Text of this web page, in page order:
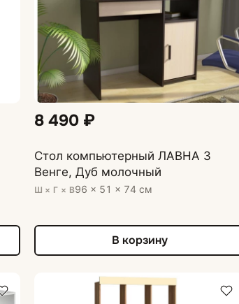
8 490 ₽
Стол компьютерный ЛАВНА 3
Венге, Дуб молочный
Ш × Г × В96 × 51 × 74 см
В корзину